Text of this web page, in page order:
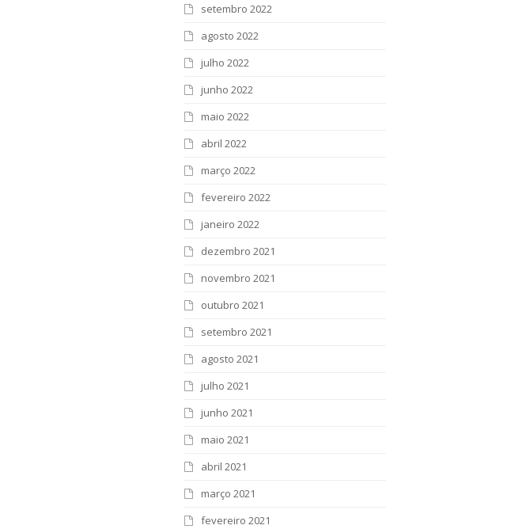
setembro 2022
agosto 2022
julho 2022
junho 2022
maio 2022
abril 2022
março 2022
fevereiro 2022
janeiro 2022
dezembro 2021
novembro 2021
outubro 2021
setembro 2021
agosto 2021
julho 2021
junho 2021
maio 2021
abril 2021
março 2021
fevereiro 2021